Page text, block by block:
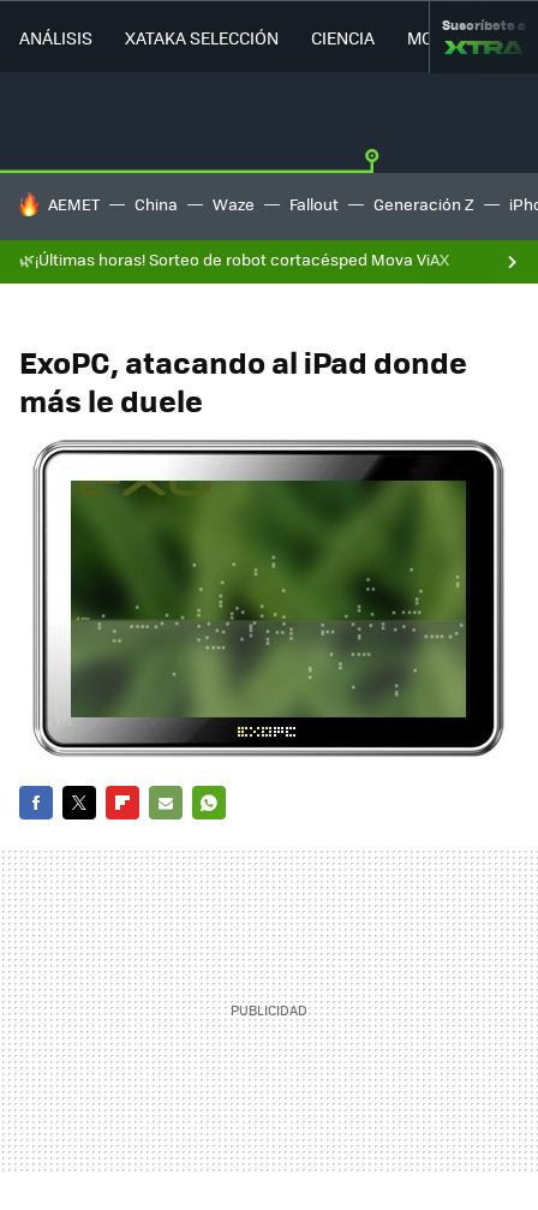
ANÁLISIS XATAKA SELECCIÓN CIENCIA MOVILIDAD
Suscríbete a
HOY SE HABLA DE
AEMET China Waze Fallout Generación Z
🌿¡Últimas horas! Sorteo de robot cortacésped Mova ViAX
ExoPC, atacando al iPad donde
más le duele
MAIL